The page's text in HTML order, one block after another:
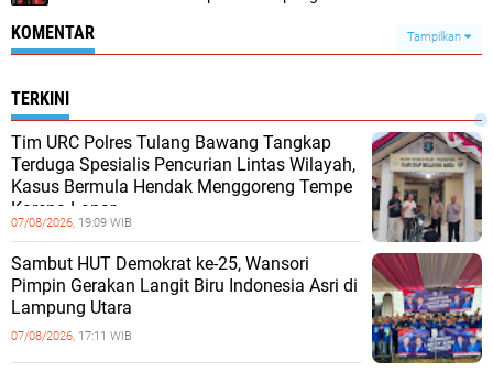
KOMENTAR Tampilkan
TERKINI
Tim URC Polres Tulang Bawang Tangkap
Terduga Spesialis Pencurian Lintas Wilayah,
Kasus Bermula Hendak Menggoreng Tempe
Karena Lapar
07/08/2026, 19:09 WIB
Sambut HUT Demokrat ke-25, Wansori
Pimpin Gerakan Langit Biru Indonesia Asri di
Lampung Utara
07/08/2026, 17:11 WIB